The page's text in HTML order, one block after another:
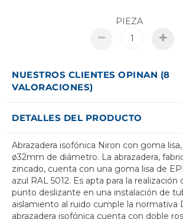
PIEZA
NUESTROS CLIENTES OPINAN (8
VALORACIONES)
DETALLES DEL PRODUCTO
Abrazadera isofónica Niron con goma
ø32mm de diámetro. La abrazadera,
zincado, cuenta con una goma lisa de
azul RAL 5012. Es apta para la
punto deslizante en una instalación de
aislamiento al ruido cumple la normativa
abrazadera isofónica cuenta con doble